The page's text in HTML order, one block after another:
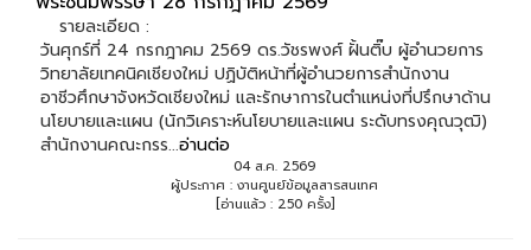
รายละเอียด :
วันศุกร์ที่ 24 กรกฎาคม 2569 ดร.วัชรพงศ์ ฝั้นติ๊บ ผู้อำนวยการ
วิทยาลัยเทคนิคเชียงใหม่ ปฏิบัติหน้าที่ผู้อำนวยการสำนักงาน
อาชีวศึกษาจังหวัดเชียงใหม่ และรักษาการในตำแหน่งที่ปรึกษาด้าน
นโยบายและแผน (นักวิเคราะห์นโยบายและแผน ระดับทรงคุณวุฒิ)
สำนักงานคณะกรร...อ่านต่อ
04 ส.ค. 2569
ผู้ประกาศ : งานศูนย์ข้อมูลสารสนเทศ
[อ่านแล้ว : 250 ครั้ง]